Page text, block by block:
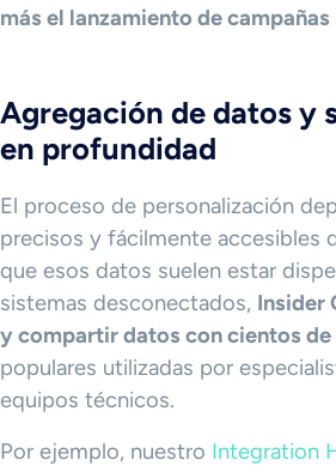
más el lanzamiento de campañas
Agregación de datos y
en profundidad
El proceso de personalización
precisos y fácilmente accesibles
que esos datos suelen estar
sistemas desconectados, Insider
y compartir datos con cientos de
populares utilizadas por
equipos técnicos.
Por ejemplo, nuestro Integration